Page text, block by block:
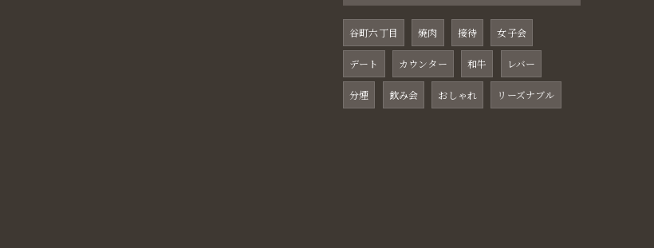
谷町六丁目 焼肉 接待 女子会
デート カウンター 和牛 レバー
分煙 飲み会 おしゃれ リーズナブル